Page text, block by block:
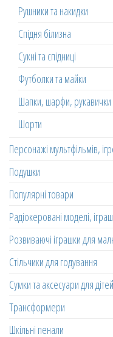
Рушники та накидки
Спідня білизна
Сукні та спідниці
Футболки та майки
Шапки, шарфи, рукавички
Шорти
Персонажі мультфільмів,
Подушки
Популярні товари
Радіокеровані моделі,
Розвиваючі іграшки для
Стільчики для годування
Сумки та аксесуари для дітей
Трансформери
Шкільні пенали